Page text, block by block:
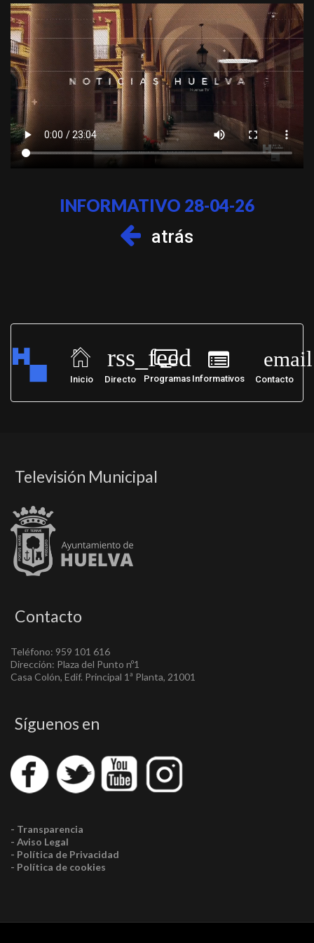
INFORMATIVO 28-04-26
atrás
Inicio Directo Programas Informativos Contacto
rss_feed email
Televisión Municipal
Contacto
Teléfono: 959 101 616
Dirección: Plaza del Punto nº1
Casa Colón, Edif. Principal 1ª Planta, 21001
Síguenos en
- Transparencia
- Aviso Legal
- Política de Privacidad
- Política de cookies